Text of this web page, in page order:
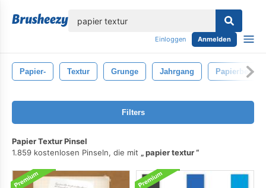
Einloggen Anmelden
Papier- Textur Grunge Jahrgang
Filters
Papier Textur Pinsel
1.859 kostenlosen Pinseln, die mit
papier textur